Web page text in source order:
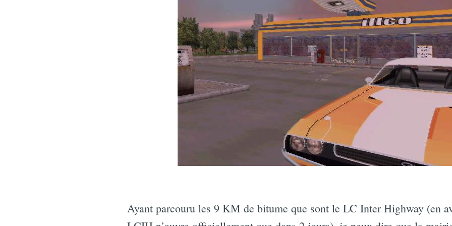
Ayant parcouru les 9 KM de bitume que sont le LC Inter Highway (en